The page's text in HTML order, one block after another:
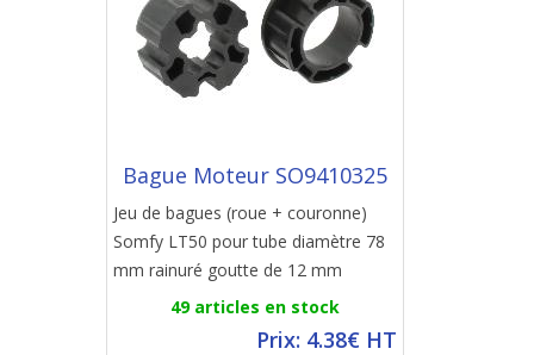
Bague Moteur SO9410325
Jeu de bagues (roue + couronne)
Somfy LT50 pour tube diamètre 78
mm rainuré goutte de 12 mm
49 articles en stock
Prix: 4.38€ HT